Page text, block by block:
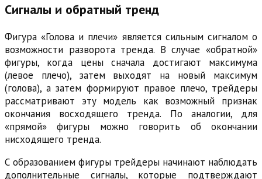
Сигналы и обратный тренд
Фигура «Голова и плечи» является сильным сигналом о
возможности разворота тренда. В случае «обратной»
фигуры, когда цены сначала достигают максимума
(левое плечо), затем выходят на новый максимум
(голова), а затем формируют правое плечо, трейдеры
рассматривают эту модель как возможный признак
окончания восходящего тренда. По аналогии, для
«прямой» фигуры можно говорить об окончании
нисходящего тренда.
С образованием фигуры трейдеры начинают наблюдать
дополнительные сигналы, которые подтверждают